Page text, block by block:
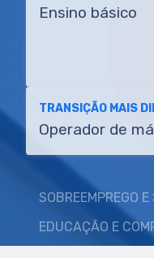
Ensino básico
TRANSIÇÃO MAIS
Operador de
SOBREEMPREGO
EDUCAÇÃO E